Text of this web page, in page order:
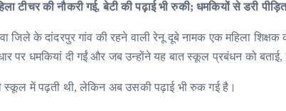
टीचर की नौकरी गई, बेटी की पढ़ाई भी रुकी; धमकियों से डरी
जिले के दांदरपुर गांव की रहने वाली रेनू दूबे नामक एक महिला
पर धमकियां दी गईं और जब उन्होंने यह बात स्कूल प्रबंधन को बताई,
स्कूल में पढ़ती थी, लेकिन अब उसकी पढ़ाई भी रुक गई है।